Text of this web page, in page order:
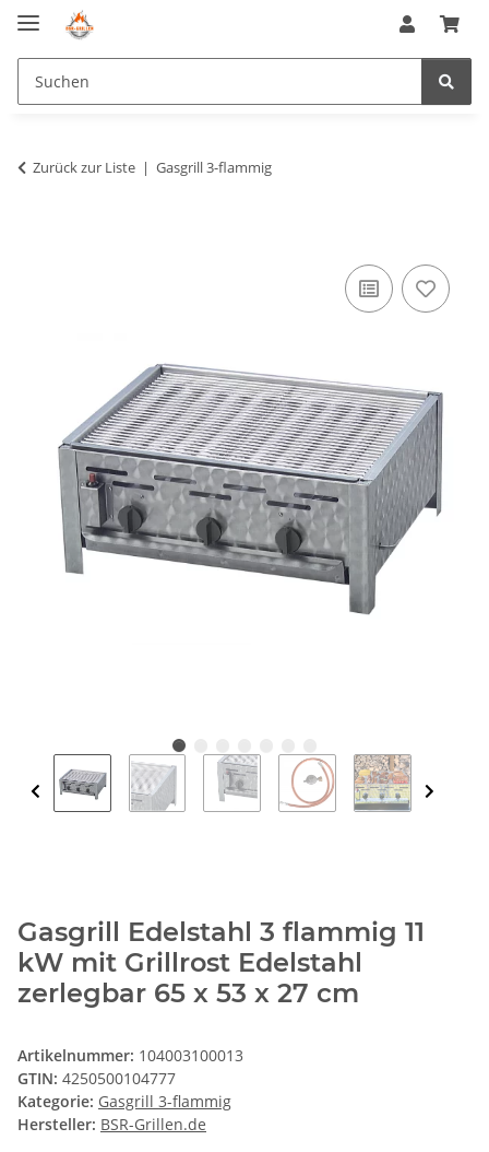
Zurück zur Liste Gasgrill 3-flammig
Gasgrill Edelstahl 3 flammig 11
kW mit Grillrost Edelstahl
zerlegbar 65 x 53 x 27 cm
Artikelnummer: 104003100013
GTIN: 4250500104777
Kategorie: Gasgrill 3-flammig
Hersteller: BSR-Grillen.de